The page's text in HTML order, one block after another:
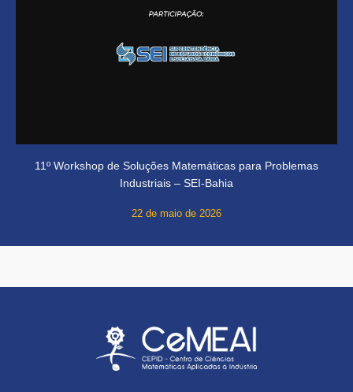
11º Workshop de Soluções Matemáticas para Problemas
Industriais – SEI-Bahia
22 de maio de 2026